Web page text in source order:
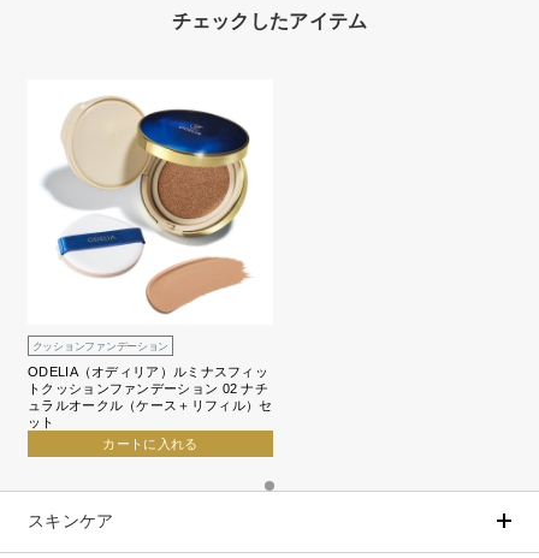
チェックしたアイテム
クッションファンデーション
ODELIA（オディリア）ルミナスフィッ
トクッションファンデーション 02 ナチ
ュラルオークル（ケース＋リフィル）セ
ット
カートに入れる
スキンケア